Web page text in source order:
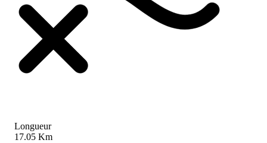
Longueur
17.05 Km